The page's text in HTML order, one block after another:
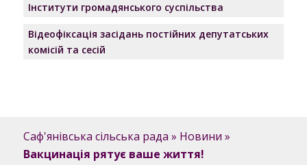
Інститути громадянського суспільства
Відеофіксація засідань постійних депутатських
комісій та сесій
Саф'янівська сільська рада » Новини »
Вакцинація рятує ваше життя!